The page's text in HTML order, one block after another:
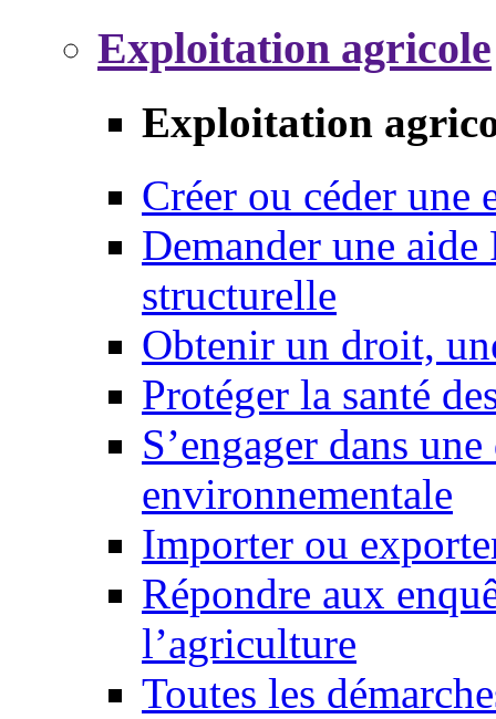
Exploitation agricole
Exploitation
Créer ou céder une
Demander une
structurelle
Obtenir un droit,
Protéger la santé
S’engager dans
environnementale
Importer ou
Répondre aux
l’agriculture
Toutes les